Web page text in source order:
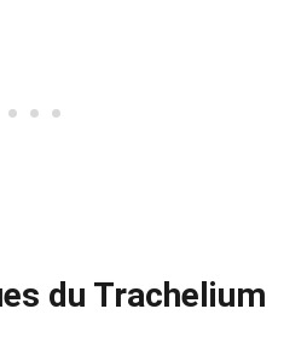
du Trachelium